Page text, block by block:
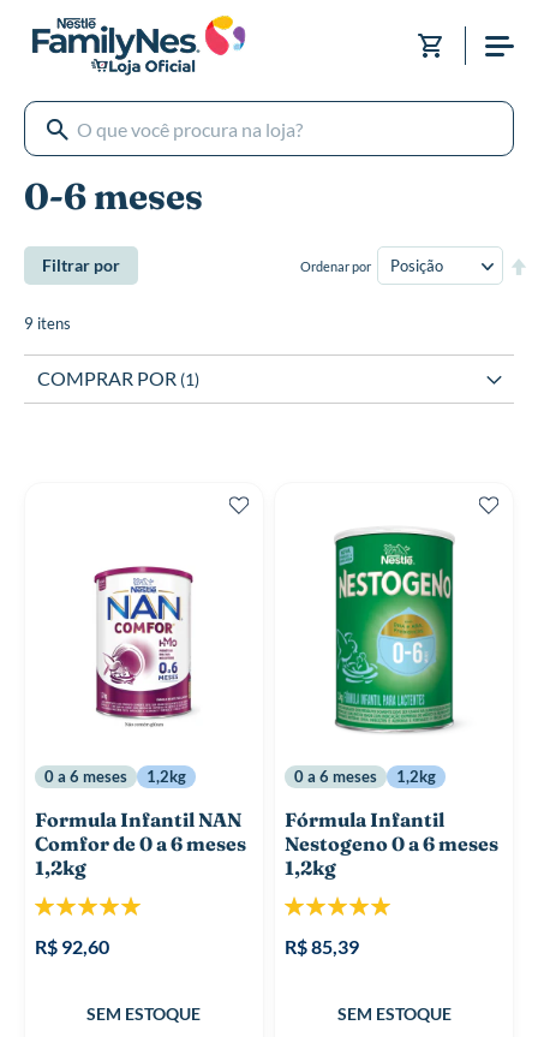
para
Meu
0-6 meses
9 itens
Ordenar por
0 a 6 meses 1,2kg
Formula Infantil NAN
Comfor de 0 a 6 meses
1,2kg
Classificação:
R$ 92,60
0 a 6 meses 1,2kg
Fórmula Infantil
Nestogeno 0 a 6 meses
1,2kg
Classificação:
R$ 85,39
Filtrar por
COMPRAR POR